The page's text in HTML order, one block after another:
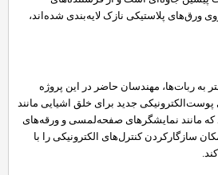
پلاستیکی نازک لایه‌بندی شده‌اند،
ربات‌ها، مهندسان حاضر در این پروژه
جدید برای خلق اشیایی مانند
مانند نمایشگرهای صفحه‌لمسی و ورقه‌های
سازگارکردن کنترل‌های الکترونیکی را با